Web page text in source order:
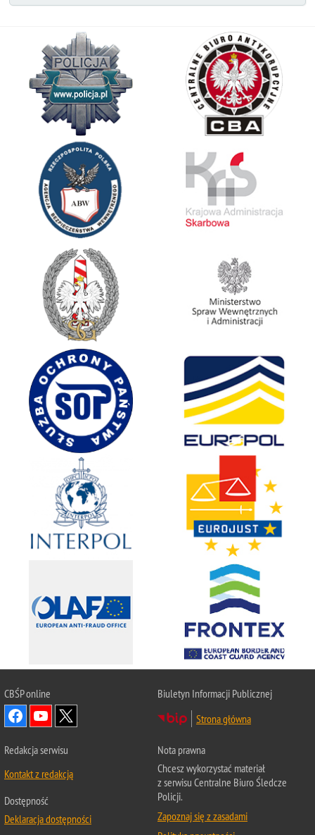
CBŚPonline
Biuletyn Informacji Publicznej
Strona główna
Redakcja serwisu
Kontakt z redakcją
Dostępność
Deklaracja dostępności
Nota prawna
Chcesz wykorzystać materiał
z serwisu Centralne Biuro Śledcze
Policji.
Zapoznaj się z zasadami